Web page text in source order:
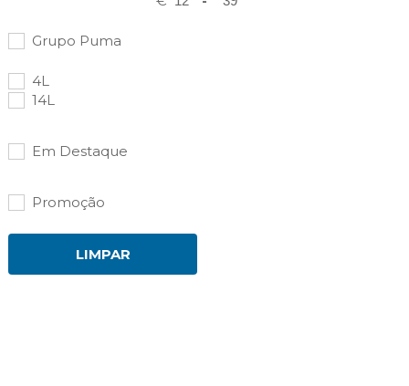
Grupo Puma
4L
14L
Em Destaque
Promoção
LIMPAR